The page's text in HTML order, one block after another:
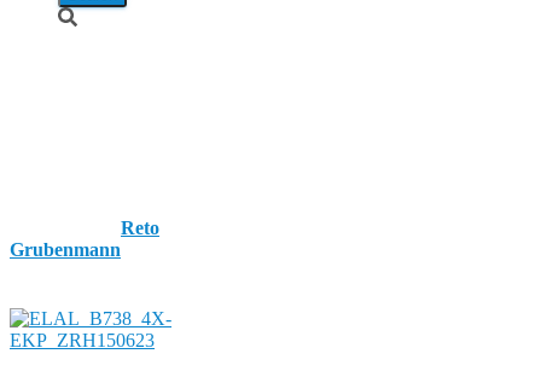
Reto
Grubenmann